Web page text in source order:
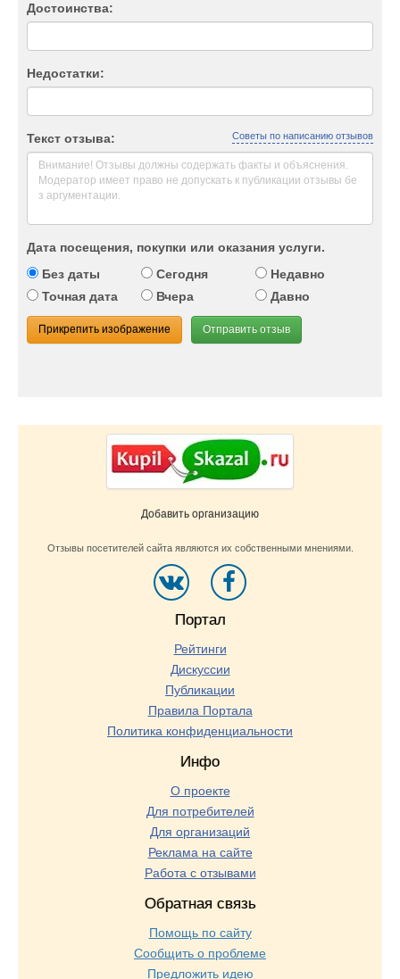
Достоинства:
Недостатки:
Текст отзыва: Советы по написанию отзывов
Дата посещения, покупки или оказания услуги.
Без даты
Сегодня
Недавно
Точная дата
Вчера Давно
Прикрепить изображение Отправить отзыв
Добавить организацию
Отзывы посетителей сайта являются их собственными мнениями.
Портал
Рейтинги
Дискуссии
Публикации
Правила Портала
Политика конфиденциальности
Инфо
О проекте
Для потребителей
Для организаций
Реклама на сайте
Работа с отзывами
Обратная связь
Помощь по сайту
Сообщить о проблеме
Предложить идею